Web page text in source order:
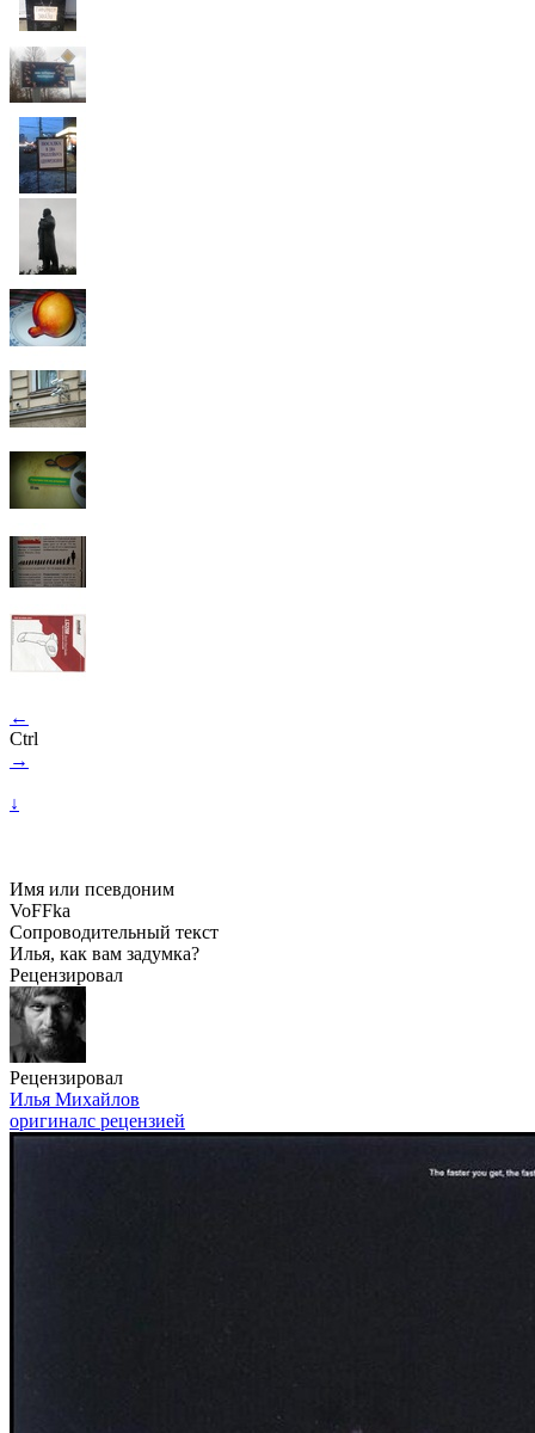
←
Ctrl
→
↓
Имя или псевдоним
VoFFka
Сопроводительный текст
Илья, как вам задумка?
Рецензировал
Рецензировал
Илья Михайлов
оригиналс рецензией